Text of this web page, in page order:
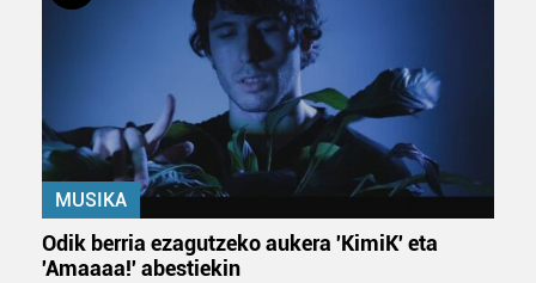
MUSIKA
Odik berria ezagutzeko aukera 'KimiK' eta
'Amaaaa!' abestiekin